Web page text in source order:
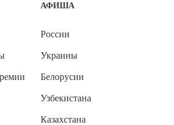
АФИША
России
Украины
Белорусии
Узбекистана
Казахстана